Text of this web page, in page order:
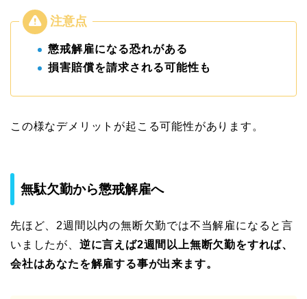
懲戒解雇になる恐れがある
損害賠償を請求される可能性も
この様なデメリットが起こる可能性があります。
無駄欠勤から懲戒解雇へ
先ほど、2週間以内の無断欠勤では不当解雇になると言
いましたが、 逆に言えば2週間以上無断欠勤をすれば、
会社はあなたを解雇する事が出来ます。